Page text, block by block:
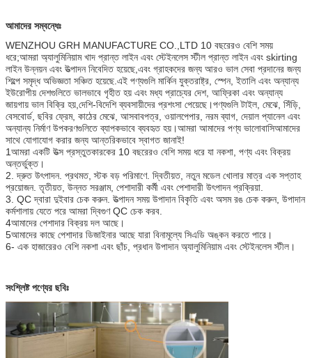
আমাদের সম্বন্ধেঃ
WENZHOU GRH MANUFACTURE CO.,LTD 10 বছরেরও বেশি সময়
ধরে;আমরা অ্যালুমিনিয়াম খাদ প্রান্ত লাইন এবং স্টেইনলেস স্টীল প্রান্ত লাইন এবং skirting
লাইন উন্নয়ন এবং উত্পাদন নিবেদিত হয়েছে,এবং গ্রাহকদের জন্য আরও ভাল সেবা প্রদানের জন্য
শিল্পে সমৃদ্ধ অভিজ্ঞতা সঞ্চিত হয়েছে.এই পণ্যগুলি মার্কিন যুক্তরাষ্ট্র, স্পেন, ইতালি এবং অন্যান্য
ইউরোপীয় দেশগুলিতে ভালভাবে গৃহীত হয় এবং মধ্য প্রাচ্যের দেশ, আফ্রিকা এবং অন্যান্য
জায়গায় ভাল বিক্রি হয়,দেশি-বিদেশি ব্যবসায়ীদের প্রশংসা পেয়েছে।পণ্যগুলি টাইল, মেঝে, সিঁড়ি,
বেসবোর্ড, ছবির ফ্রেম, কাঠের মেঝে, আসবাবপত্র, ওয়ালপেপার, নরম ব্যাগ, দেয়াল প্যানেল এবং
অন্যান্য নির্মাণ উপকরণগুলিতে ব্যাপকভাবে ব্যবহৃত হয়।আমরা আমাদের পণ্য ভালোবাসিআমাদের
সাথে যোগাযোগ করার জন্য আন্তরিকভাবে স্বাগত জানাই!
1আমরা একটি উত্স প্রস্তুতকারকের 10 বছরেরও বেশি সময় ধরে যা নকশা, পণ্য এবং বিক্রয়
অন্তর্ভুক্ত।
2. দ্রুত উৎপাদন. প্রথমত, স্টক বড় পরিমাণে. দ্বিতীয়ত, নতুন মডেল খোলার মাত্র এক সপ্তাহ
প্রয়োজন. তৃতীয়ত, উন্নত সরঞ্জাম, পেশাদারী কর্মী এবং পেশাদারী উৎপাদন প্রক্রিয়া.
3. QC দ্বারা দুইবার চেক করুন. উত্পাদন সময় উপাদান বিকৃতি এবং অসম রঙ চেক করুন, উপাদান
কর্মশালায় যেতে পরে আমরা দ্বিগুণ QC চেক করব.
4আমাদের পেশাদার বিক্রয় দল আছে।
5আমাদের কাছে পেশাদার ডিজাইনার আছে যারা বিনামূল্যে সিএডি অঙ্কন করতে পারে।
6- এক হাজারেরও বেশি নকশা এবং ছাঁচ, প্রধান উপাদান অ্যালুমিনিয়াম এবং স্টেইনলেস স্টীল।
সংশ্লিষ্ট পণ্যের ছবিঃ